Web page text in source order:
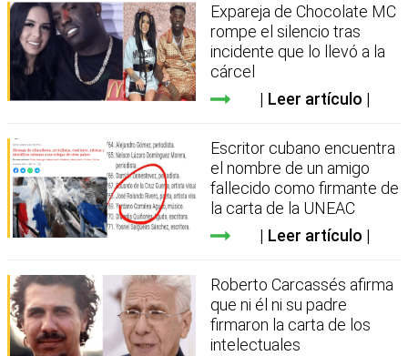
Expareja de Chocolate MC
rompe el silencio tras
incidente que lo llevó a la
cárcel
Leer artículo
Escritor cubano encuentra
el nombre de un amigo
fallecido como firmante de
la carta de la UNEAC
Leer artículo
Roberto Carcassés afirma
que ni él ni su padre
firmaron la carta de los
intelectuales